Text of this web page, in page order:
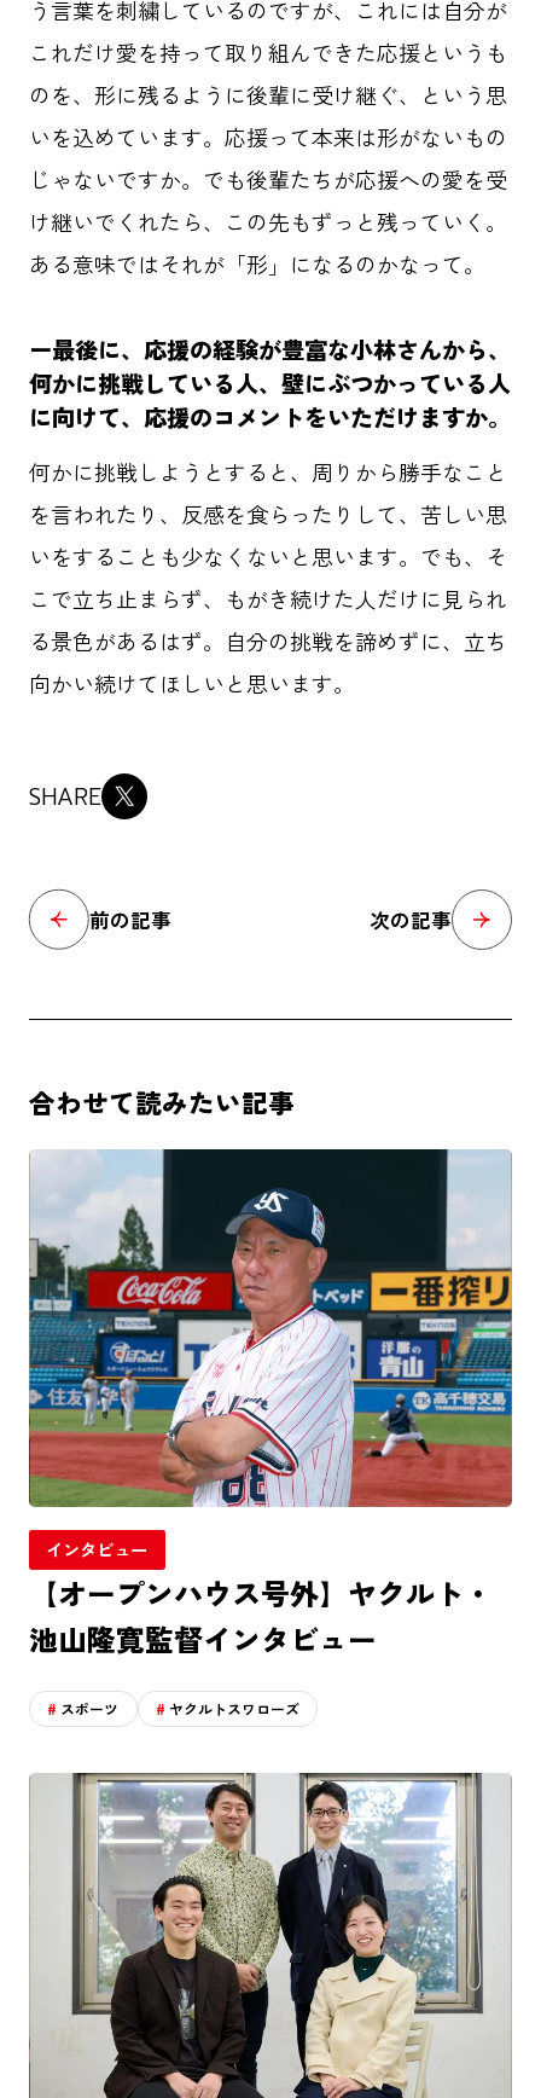
う言葉を刺繍しているのですが、これには自分が
これだけ愛を持って取り組んできた応援というも
のを、形に残るように後輩に受け継ぐ、という思
いを込めています。応援って本来は形がないもの
じゃないですか。でも後輩たちが応援への愛を受
け継いでくれたら、この先もずっと残っていく。
ある意味ではそれが「形」になるのかなって。
ー最後に、応援の経験が豊富な小林さんから、
何かに挑戦している人、壁にぶつかっている人
に向けて、応援のコメントをいただけますか。
何かに挑戦しようとすると、周りから勝手なこと
を言われたり、反感を食らったりして、苦しい思
いをすることも少なくないと思います。でも、そ
こで立ち止まらず、もがき続けた人だけに見られ
る景色があるはず。自分の挑戦を諦めずに、立ち
向かい続けてほしいと思います。
SHARE
前の記事 次の記事
合わせて読みたい記事
インタビュー
【オープンハウス号外】ヤクルト・
池山隆寛監督インタビュー
スポーツ ヤクルトスワローズ